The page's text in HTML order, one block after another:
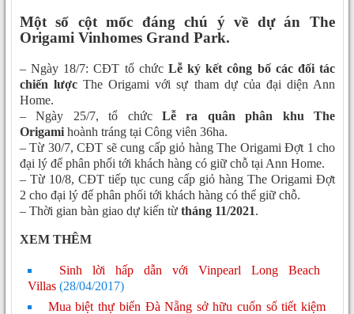
Một số cột mốc đáng chú ý về dự án The
Origami Vinhomes Grand Park.
– Ngày 18/7: CĐT tổ chức Lễ ký kết công bố các đối tác
chiến lượcThe Origami với sự tham dự của đại diện Ann
Home.
– Ngày 25/7, tổ chức Lễ ra quân phân khu The
Origami hoành tráng tại Công viên 36ha.
– Từ 30/7, CĐT sẽ cung cấp giỏ hàng The Origami Đợt 1 cho
đại lý để phân phối tới khách hàng có giữ chỗ tại Ann Home.
– Từ 10/8, CĐT tiếp tục cung cấp giỏ hàng The Origami Đợt
2 cho đại lý để phân phối tới khách hàng có thể giữ chỗ.
– Thời gian bàn giao dự kiến từ tháng 11/2021.
XEM THÊM
Sinh lời hấp dẫn với Vinpearl Long Beach
Villas (28/04/2017)
Mua biệt thự biển Đà Nẵng sở hữu cuốn sổ tiết kiệm